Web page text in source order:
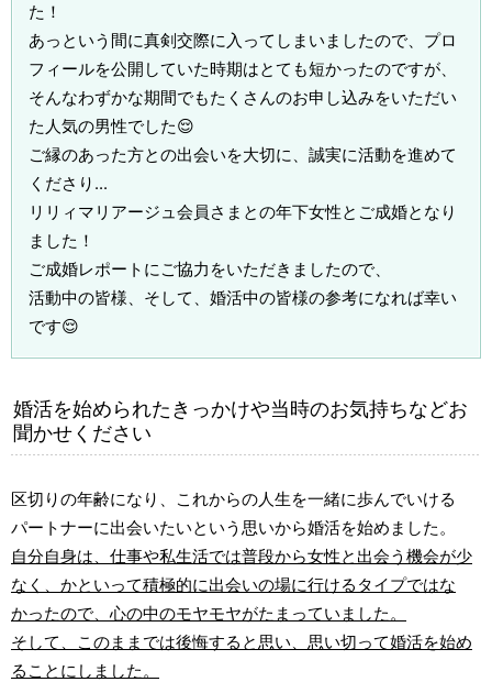
た！
あっという間に真剣交際に入ってしまいましたので、プロ
フィールを公開していた時期はとても短かったのですが、
そんなわずかな期間でもたくさんのお申し込みをいただい
た人気の男性でした😌
ご縁のあった方との出会いを大切に、誠実に活動を進めて
くださり...
リリィマリアージュ会員さまとの年下女性とご成婚となり
ました！
ご成婚レポートにご協力をいただきましたので、
活動中の皆様、そして、婚活中の皆様の参考になれば幸い
です😌
婚活を始められたきっかけや当時のお気持ちなどお
聞かせください
区切りの年齢になり、これからの人生を一緒に歩んでいける
パートナーに出会いたいという思いから婚活を始めました。
自分自身は、仕事や私生活では普段から女性と出会う機会が少
なく、かといって積極的に出会いの場に行けるタイプではな
かったので、心の中のモヤモヤがたまっていました。
そして、このままでは後悔すると思い、思い切って婚活を始め
ることにしました。